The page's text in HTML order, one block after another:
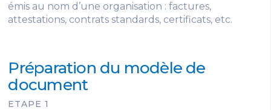
émis au nom d’une organisation : factures,
attestations, contrats standards, certificats, etc.
Préparation du modèle de
document
ETAPE 1